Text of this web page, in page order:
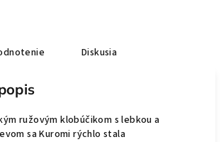
Diskusia
ružovým klobúčikom s lebkou a
sa Kuromi rýchlo stala